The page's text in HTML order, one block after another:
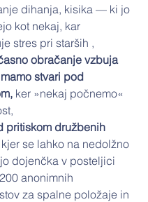
dihanja, kisika — ki jo
kot nekaj, kar
stres pri starših ,
obračanje vzbuja
stvari pod
ker »nekaj počnemo«
pritiskom družbenih
kjer se lahko na nedolžno
dojenčka v posteljici
anonimnih
za spalne položaje in